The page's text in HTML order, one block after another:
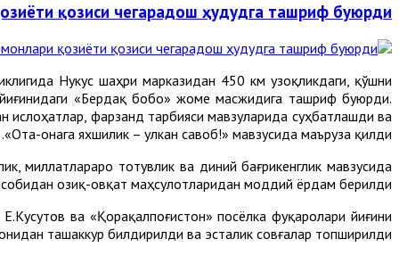
қозиси чегарадош ҳудудга ташриф буюрди
Нукус шаҳри марказидан 450 км узоқликдаги, қўшни
«Бердақ бобо» жоме масжидига ташриф буюрди.
фарзанд тарбияси мавзуларида суҳбатлашди ва
«Ота-онага яхшилик – улкан савоб!» мавзусида маъруза қилди.
миллатлараро тотувлик ва диний бағрикенглик мавзусида
озиқ-овқат маҳсулотларидан моддий ёрдам берилди.
ва «Қорақалпоғистон» посёлка фуқаролари йиғини
ташаккур билдирилди ва эсталик совғалар топширилди.